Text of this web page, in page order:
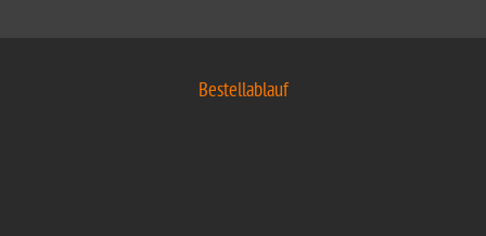
Bestellablauf